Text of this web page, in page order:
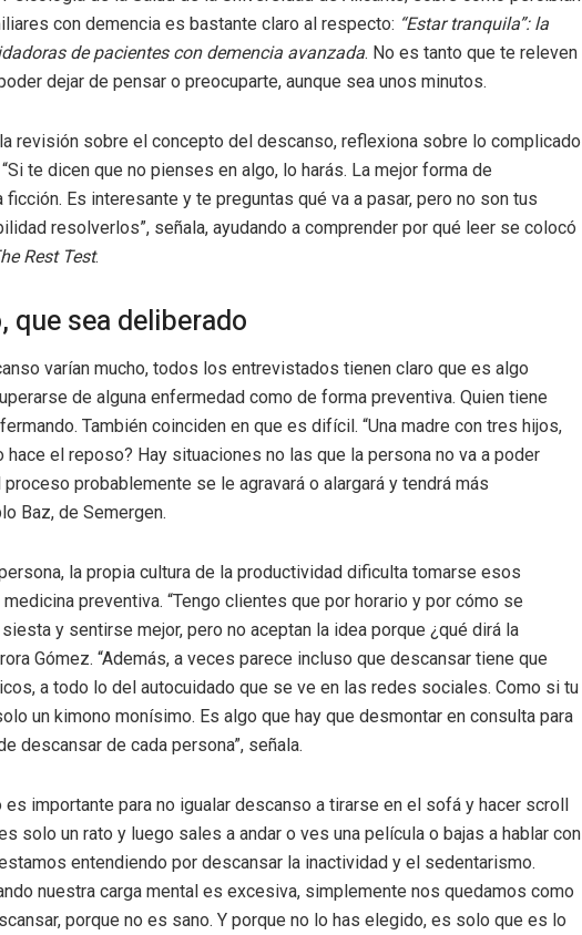
con demencia es bastante claro al respecto: “Estar tranquila”: la
de pacientes con demencia avanzada. No es tanto que te releven
dejar de pensar o preocuparte, aunque sea unos minutos.
revisión sobre el concepto del descanso, reflexiona sobre lo complicado
te dicen que no pienses en algo, lo harás. La mejor forma de
Es interesante y te preguntas qué va a pasar, pero no son tus
resolverlos”, señala, ayudando a comprender por qué leer se colocó
Rest Test.
que sea deliberado
varían mucho, todos los entrevistados tienen claro que es algo
de alguna enfermedad como de forma preventiva. Quien tiene
También coinciden en que es difícil. “Una madre con tres hijos,
el reposo? Hay situaciones no las que la persona no va a poder
probablemente se le agravará o alargará y tendrá más
Baz, de Semergen.
la propia cultura de la productividad dificulta tomarse esos
preventiva. “Tengo clientes que por horario y por cómo se
y sentirse mejor, pero no aceptan la idea porque ¿qué dirá la
Gómez. “Además, a veces parece incluso que descansar tiene que
a todo lo del autocuidado que se ve en las redes sociales. Como si tu
un kimono monísimo. Es algo que hay que desmontar en consulta para
descansar de cada persona”, señala.
importante para no igualar descanso a tirarse en el sofá y hacer scroll
solo un rato y luego sales a andar o ves una película o bajas a hablar con
entendiendo por descansar la inactividad y el sedentarismo.
nuestra carga mental es excesiva, simplemente nos quedamos como
porque no es sano. Y porque no lo has elegido, es solo que es lo